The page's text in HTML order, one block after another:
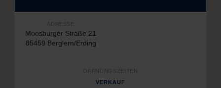
ADRESSE
Moosburger Straße 21
85459 Berglern/Erding
ÖFFNUNGSZEITEN
VERKAUF